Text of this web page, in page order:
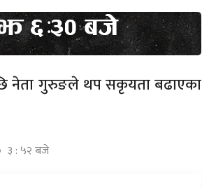
नेता गुरुङले थप सकृयता बढाएका
३ : ५२ बजे